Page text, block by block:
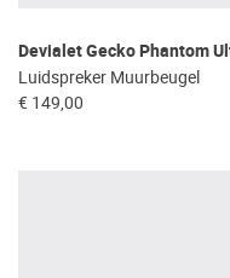
Devialet Gecko Phantom
Luidspreker Muurbeugel
€ 149,00